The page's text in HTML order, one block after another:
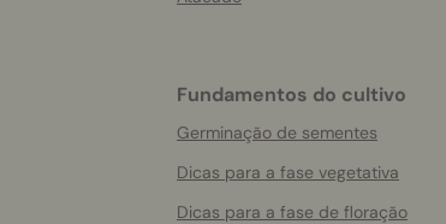
Fundamentos do cultivo
Germinação de sementes
Dicas para a fase vegetativa
Dicas para a fase de floração